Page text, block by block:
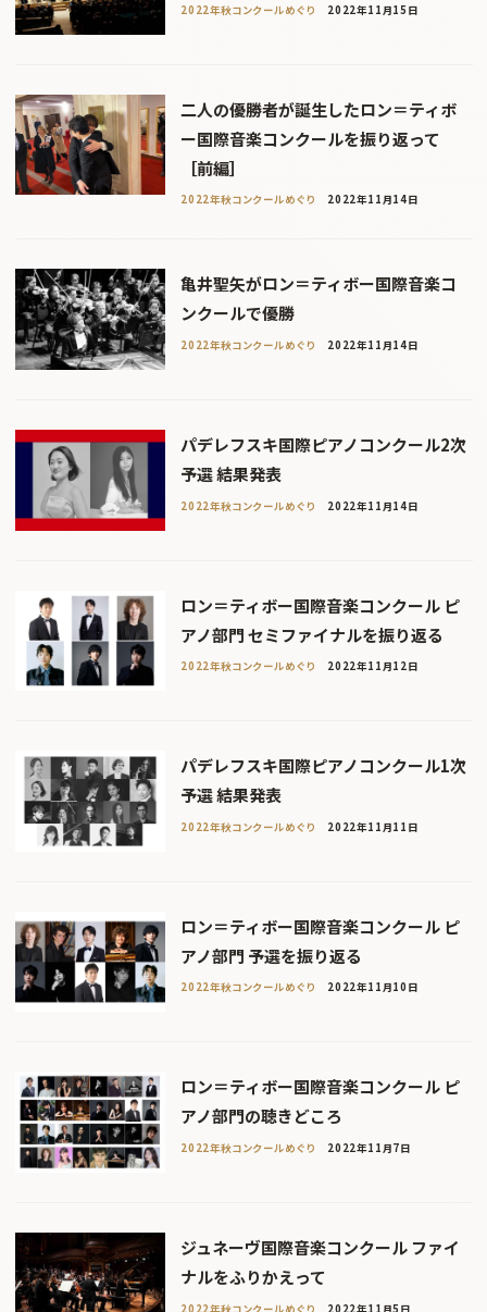
2022年秋コンクールめぐり 2022年11月15日
二人の優勝者が誕生したロン＝ティボ
ー国際音楽コンクールを振り返って
［前編］
2022年秋コンクールめぐり 2022年11月14日
亀井聖矢がロン＝ティボー国際音楽コ
ンクールで優勝
2022年秋コンクールめぐり 2022年11月14日
パデレフスキ国際ピアノコンクール2次
予選 結果発表
2022年秋コンクールめぐり 2022年11月14日
ロン＝ティボー国際音楽コンクール ピ
アノ部門 セミファイナルを振り返る
2022年秋コンクールめぐり 2022年11月12日
パデレフスキ国際ピアノコンクール1次
予選 結果発表
2022年秋コンクールめぐり 2022年11月11日
ロン＝ティボー国際音楽コンクール ピ
アノ部門 予選を振り返る
2022年秋コンクールめぐり 2022年11月10日
ロン＝ティボー国際音楽コンクール ピ
アノ部門の聴きどころ
2022年秋コンクールめぐり 2022年11月7日
ジュネーヴ国際音楽コンクール ファイ
ナルをふりかえって
2022年秋コンクールめぐり 2022年11月5日